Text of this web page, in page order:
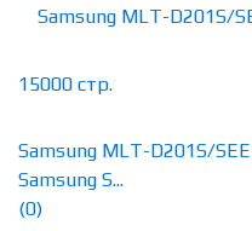
Samsung MLT-D201S/
Samsung S...
(0)